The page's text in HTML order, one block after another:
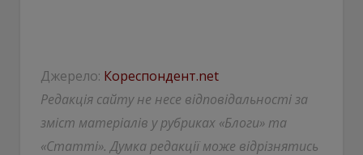
Джерело: Кореспондент.net
Редакція сайту не несе відповідальності за
зміст матеріалів у рубриках «Блоги» та
«Статті». Думка редакції може відрізнятись